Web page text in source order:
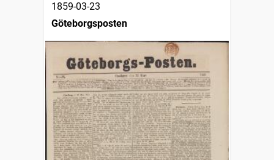
1859-03-23
Göteborgsposten